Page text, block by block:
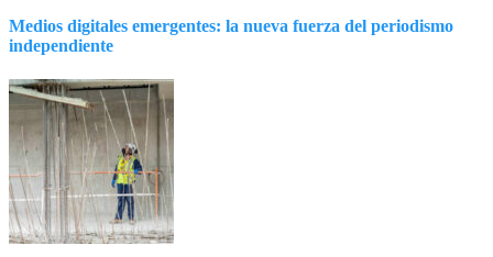
Medios digitales emergentes: la nueva fuerza del periodismo
independiente